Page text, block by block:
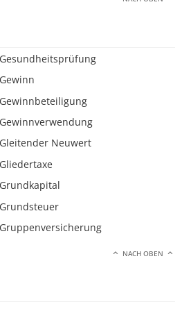
Gesundheitsprüfung
Gewinn
Gewinnbeteiligung
Gewinnverwendung
Gleitender Neuwert
Gliedertaxe
Grundkapital
Grundsteuer
Gruppenversicherung
NACH OBEN